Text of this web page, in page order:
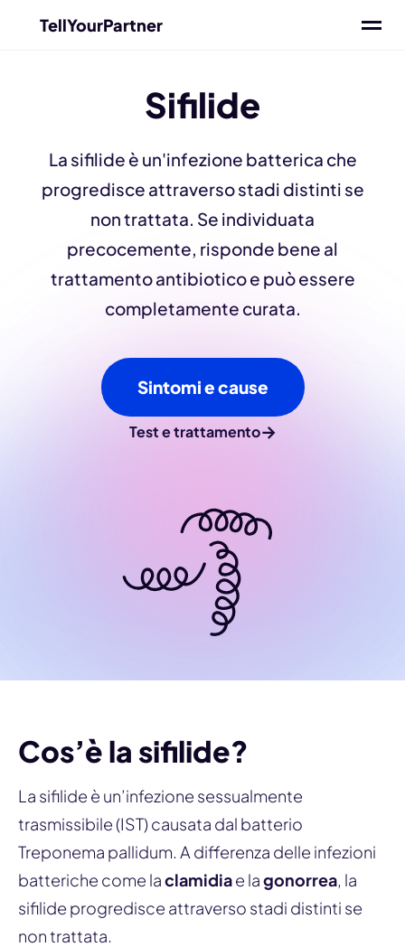
TellYourPartner
Sifilide
La sifilide è un'infezione batterica che
progredisce attraverso stadi distinti se
non trattata. Se individuata
precocemente, risponde bene al
trattamento antibiotico e può essere
completamente curata.
Sintomi e cause
Test e trattamento→
Cos’è la sifilide?
La sifilide è un’infezione sessualmente
trasmissibile (IST) causata dal batterio
Treponema pallidum. A differenza delle infezioni
batteriche come laclamidiae lagonorrea, la
sifilide progredisce attraverso stadi distinti se
non trattata.